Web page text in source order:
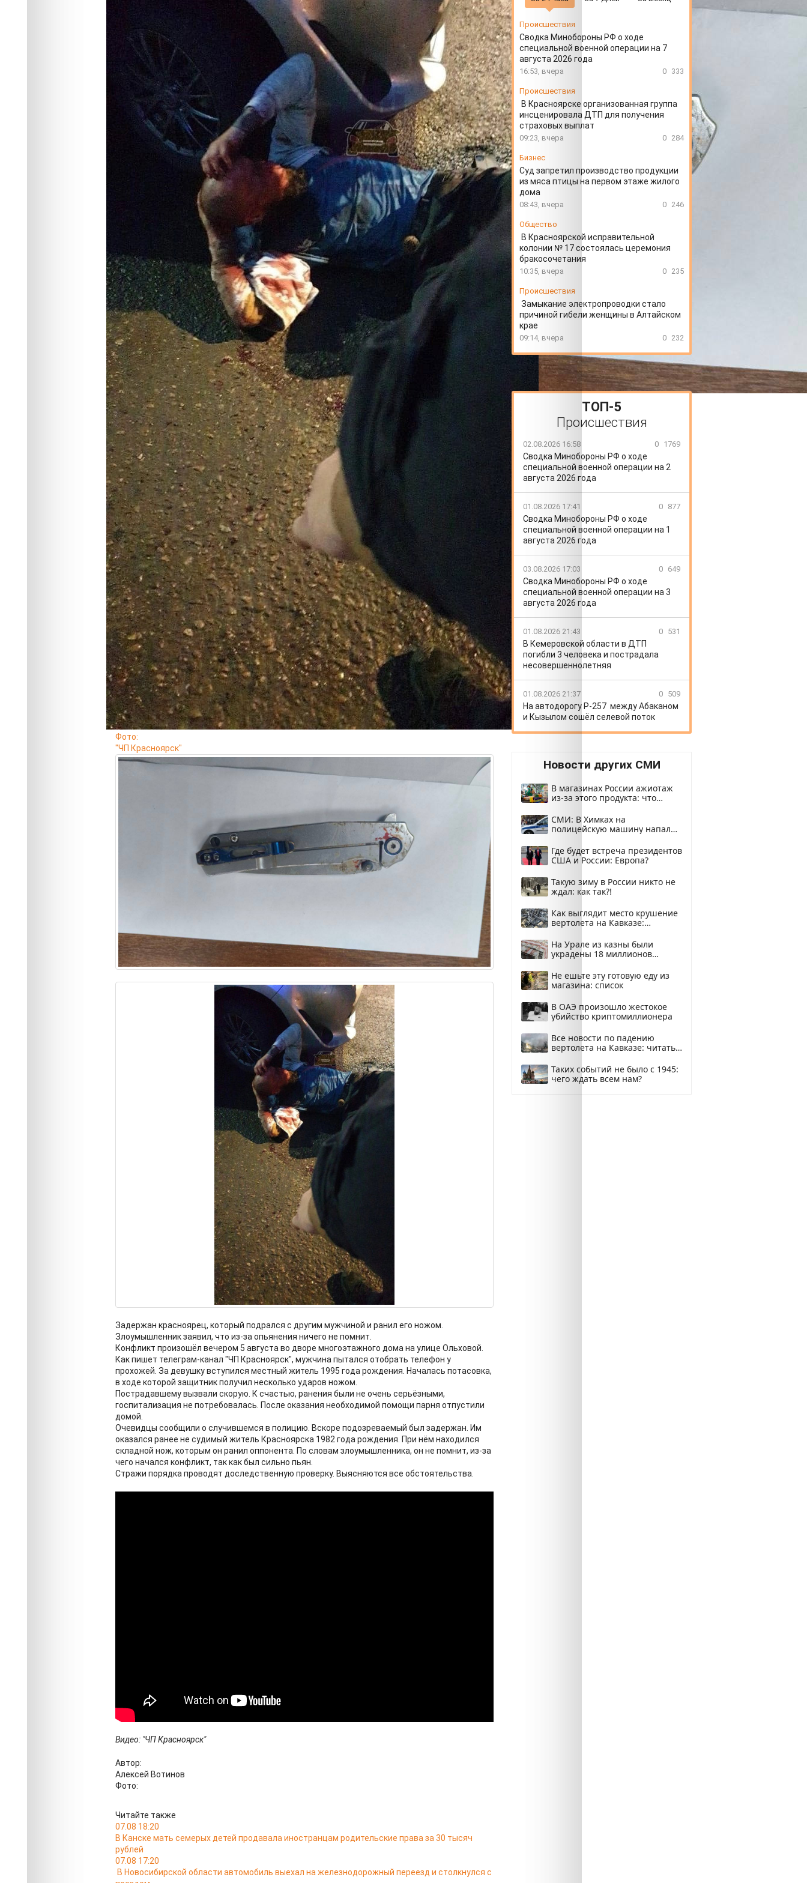
ранил оппонента
Происшествия
06.08.2024 11:021268
1
Фото:
t.me/mvd_24
Фото:
"ЧП Красноярск"
Задержан красноярец, который подрался с другим мужчиной и ранил его ножом.
Злоумышленник заявил, что из-за опьянения ничего не помнит.
Конфликт произошёл вечером 5 августа во дворе многоэтажного дома на улице Ольховой.
Как пишет телеграм-канал "ЧП Красноярск", мужчина пытался отобрать телефон у
прохожей. За девушку вступился местный житель 1995 года рождения. Началась потасовка,
в ходе которой защитник получил несколько ударов ножом.
Пострадавшему вызвали скорую. К счастью, ранения были не очень серьёзными,
госпитализация не потребовалась. После оказания необходимой помощи парня отпустили
домой.
Очевидцы сообщили о случившемся в полицию. Вскоре подозреваемый был задержан. Им
оказался ранее не судимый житель Красноярска 1982 года рождения. При нём находился
складной нож, которым он ранил оппонента. По словам злоумышленника, он не помнит, из-за
чего начался конфликт, так как был сильно пьян.
Стражи порядка проводят доследственную проверку. Выясняются все обстоятельства.
Видео: "ЧП Красноярск"
Автор:
Алексей Вотинов
Фото:
Читайте также
07.08 18:20
В Канске мать семерых детей продавала иностранцам родительские права за 30 тысяч
рублей
07.08 17:20
В Новосибирской области автомобиль выехал на железнодорожный переезд и столкнулся с
Происшествия
Сводка Минобороны РФ о ходе
специальной военной операции на 7
августа 2026 года
16:53, вчера 0 333
Происшествия
В Красноярске организованная группа
инсценировала ДТП для получения
страховых выплат
09:23, вчера 0 284
Бизнес
Суд запретил производство продукции
из мяса птицы на первом этаже жилого
дома
08:43, вчера 0 246
Общество
В Красноярской исправительной
колонии № 17 состоялась церемония
бракосочетания
10:35, вчера 0 235
Происшествия
Замыкание электропроводки стало
причиной гибели женщины в Алтайском
крае
09:14, вчера 0 232
ТОП-5
Происшествия
02.08.2026 16:58 0 1769
Сводка Минобороны РФ о ходе
специальной военной операции на 2
августа 2026 года
01.08.2026 17:41 0 877
Сводка Минобороны РФ о ходе
специальной военной операции на 1
августа 2026 года
03.08.2026 17:03 0 649
Сводка Минобороны РФ о ходе
специальной военной операции на 3
августа 2026 года
01.08.2026 21:43 0 531
В Кемеровской области в ДТП
погибли 3 человека и пострадала
несовершеннолетняя
01.08.2026 21:37 0 509
На автодорогу Р-257 между Абаканом
и Кызылом сошёл селевой поток
Новости других СМИ
В магазинах России ажиотаж
из-за этого продукта: что
СМИ: В Химках на
полицейскую машину напали
Где будет встреча президентов
США и России: Европа?
Такую зиму в России никто не
ждал: как так?!
Как выглядит место крушение
вертолета на Кавказе:
На Урале из казны были
украдены 18 миллионов
Не ешьте эту готовую еду из
магазина: список
В ОАЭ произошло жестокое
убийство криптомиллионера
Все новости по падению
вертолета на Кавказе: читать
Таких событий не было с 1945:
чего ждать всем нам?